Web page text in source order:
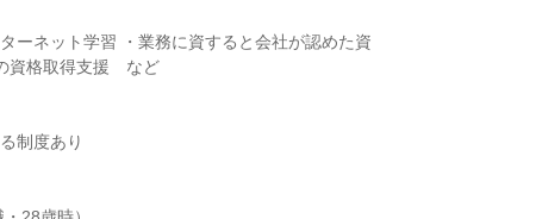
ーネット学習 ・業務に資すると会社が認めた資